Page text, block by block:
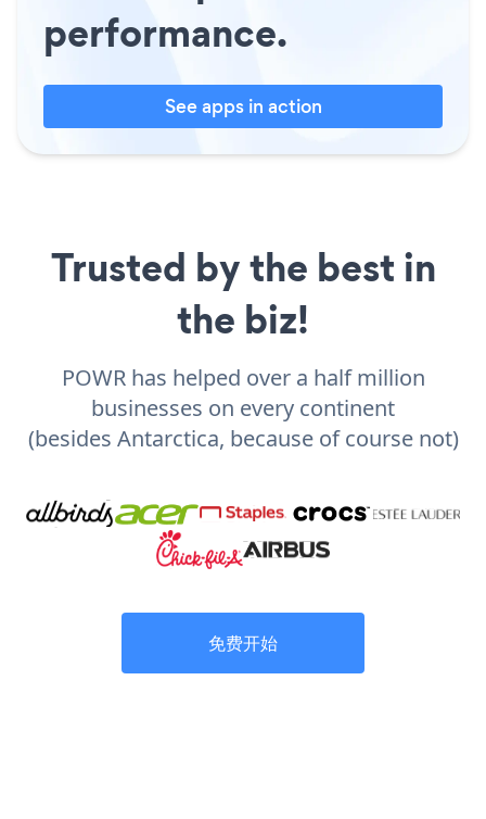
performance.
See apps in action
Trusted by the best in
the biz!
POWR has helped over a half million
businesses on every continent
(besides Antarctica, because of course not)
免费开始